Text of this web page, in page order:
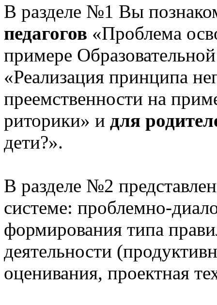
В разделе №1 Вы
педагогов «Проблема
примере
«Реализация принципа
преемственности на
риторики» и для
дети?».
В разделе №2
системе: проблемно-
формирования типа
деятельности
оценивания, проектная